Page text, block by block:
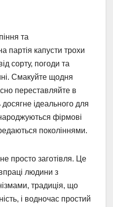
та
партія капусти трохи
сорту, погоди та
Смакуйте щодня
переставляйте в
ідеального для
фірмові
поколіннями.
просто заготівля. Це
людини з
традиція, що
і водночас простий